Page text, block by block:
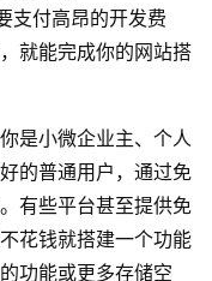
支付高昂的开发费
就能完成你的网站搭
是小微企业主、个人
的普通用户，通过免
有些平台甚至提供免
花钱就搭建一个功能
功能或更多存储空